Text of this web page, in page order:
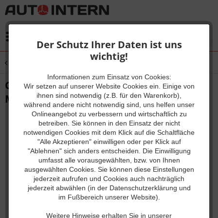
Der Schutz Ihrer Daten ist uns
wichtig!
Informationen zum Einsatz von Cookies:
Wir setzen auf unserer Website Cookies ein. Einige von
ihnen sind notwendig (z.B. für den Warenkorb),
während andere nicht notwendig sind, uns helfen unser
Onlineangebot zu verbessern und wirtschaftlich zu
betreiben. Sie können in den Einsatz der nicht
notwendigen Cookies mit dem Klick auf die Schaltfläche
"Alle Akzeptieren" einwilligen oder per Klick auf
"Ablehnen" sich anders entscheiden. Die Einwilligung
umfasst alle vorausgewählten, bzw. von Ihnen
ausgewählten Cookies. Sie können diese Einstellungen
jederzeit aufrufen und Cookies auch nachträglich
jederzeit abwählen (in der Datenschutzerklärung und
im Fußbereich unserer Website).
Weitere Hinweise erhalten Sie in unserer
Diagnose-Komplettsysteme
GS-911 WIFI OBD2 10 VIN für BMW -
Motorräder